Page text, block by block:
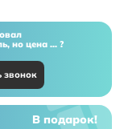
но цена ... ?
звонок
В подарок!